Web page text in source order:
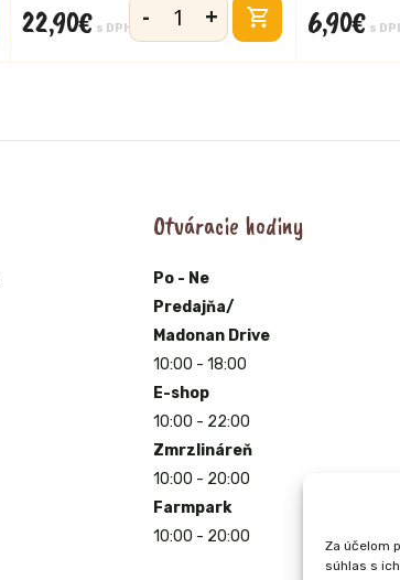
Za účelom
súhlas s
22,90€ s DPH -
množstvo + 6,90€ s
Otváracie hodiny
Po - Ne
Predajňa/
Madonan Drive
10:00 - 18:00
E-shop
10:00 - 22:00
Zmrzlináreň
10:00 - 20:00
Farmpark
10:00 - 20:00